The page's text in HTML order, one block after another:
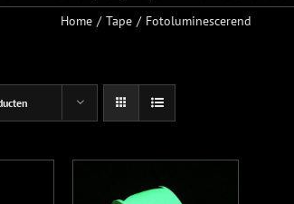
Home
Tape Fotoluminescerend